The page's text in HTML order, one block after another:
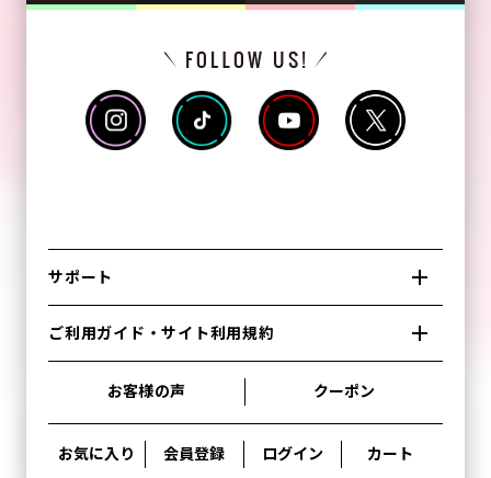
サポート
ご利用ガイド・サイト利用規約
お客様の声 クーポン
お気に入り 会員登録 ログイン カート